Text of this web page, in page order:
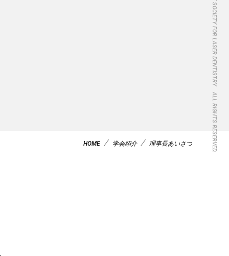
HOME 学会紹介 理事長あいさつ